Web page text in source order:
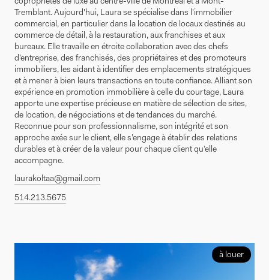
Tremblant. Aujourd'hui, Laura se spécialise dans l'immobilier
commercial, en particulier dans la location de locaux destinés au
commerce de détail, à la restauration, aux franchises et aux
bureaux. Elle travaille en étroite collaboration avec des chefs
d’entreprise, des franchisés, des propriétaires et des promoteurs
immobiliers, les aidant à identifier des emplacements stratégiques
et à mener à bien leurs transactions en toute confiance. Alliant son
expérience en promotion immobilière à celle du courtage, Laura
apporte une expertise précieuse en matière de sélection de sites,
de location, de négociations et de tendances du marché.
Reconnue pour son professionnalisme, son intégrité et son
approche axée sur le client, elle s’engage à établir des relations
durables et à créer de la valeur pour chaque client qu’elle
accompagne.
laurakoltaa@gmail.com
514.213.5675
à louer